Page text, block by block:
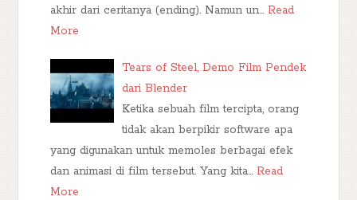
akhir dari ceritanya (ending). Namun un… Read
More
Tears of Steel, Demo Film Pendek
dari Blender
Ketika sebuah film tercipta, orang
tidak akan berpikir software apa
yang digunakan untuk memoles berbagai efek
dan animasi di film tersebut. Yang kita… Read
More